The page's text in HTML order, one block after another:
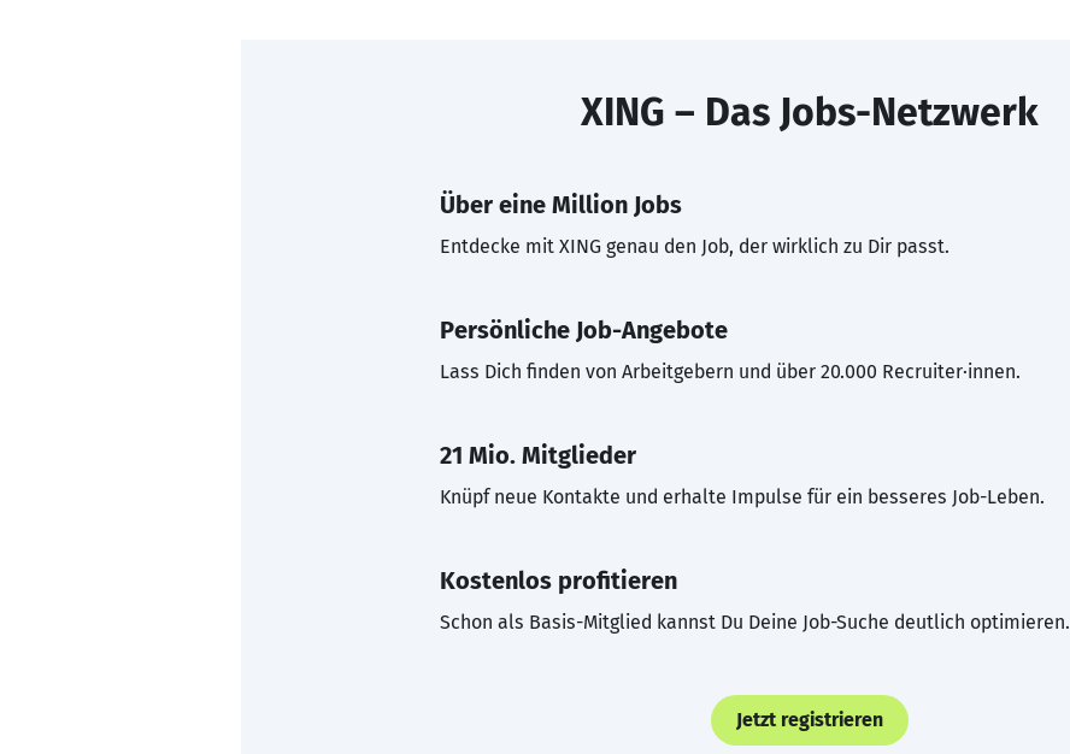
XING – Das Jobs-Netzwerk
Über eine Million Jobs
Entdecke mit XING genau den Job, der wirklich zu Dir passt.
Persönliche Job-Angebote
Lass Dich finden von Arbeitgebern und über 20.000 Recruiter·innen.
21 Mio. Mitglieder
Knüpf neue Kontakte und erhalte Impulse für ein besseres Job-Leben.
Kostenlos profitieren
Schon als Basis-Mitglied kannst Du Deine Job-Suche deutlich optimieren.
Jetzt registrieren